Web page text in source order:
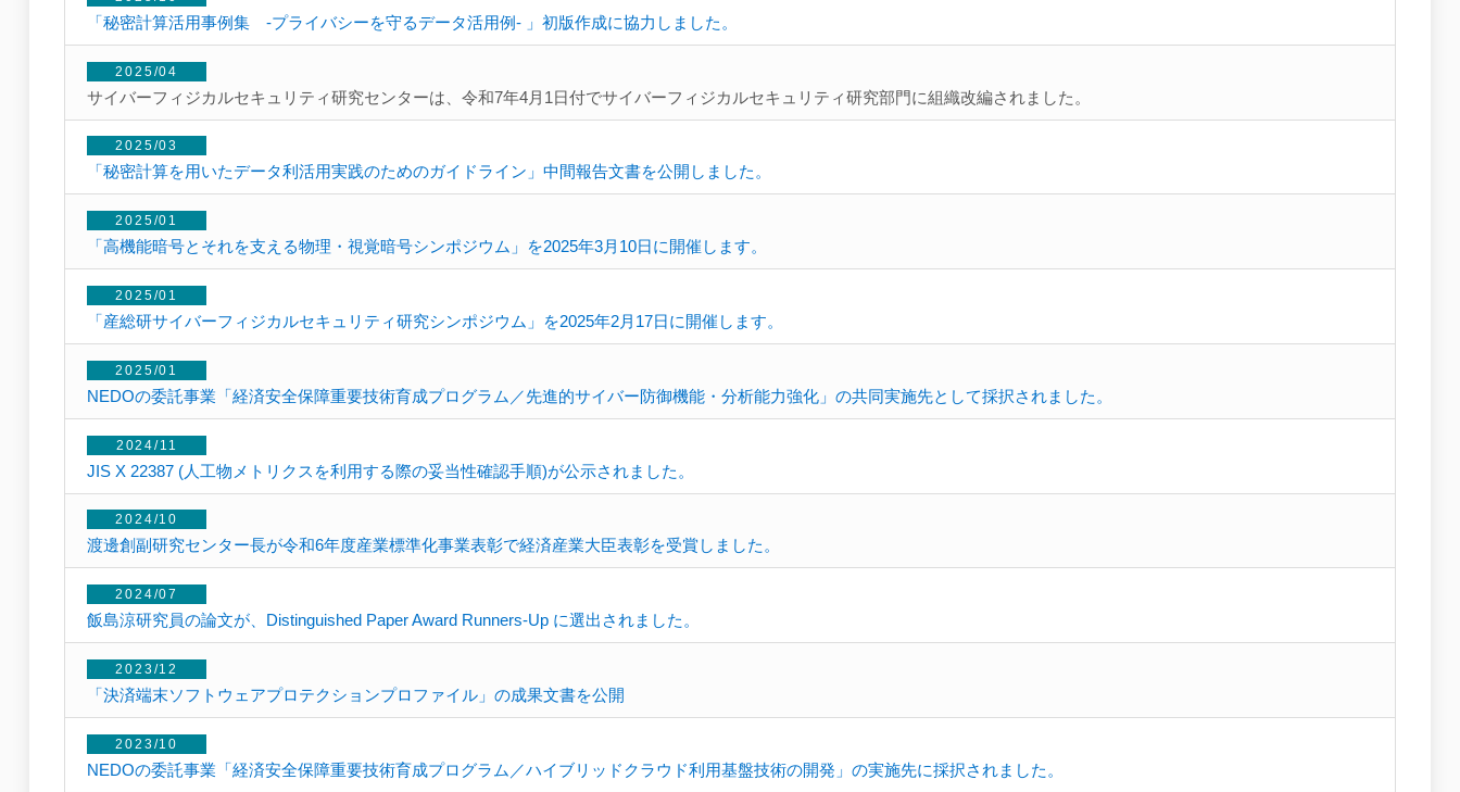
「秘密計算活用事例集 -プライバシーを守るデータ活用例- 」初版作成に協力しました。
2025/04
サイバーフィジカルセキュリティ研究センターは、令和7年4月1日付でサイバーフィジカルセキュリティ研究部門に組織改編されました。
2025/03
「秘密計算を用いたデータ利活用実践のためのガイドライン」中間報告文書を公開しました。
2025/01
「高機能暗号とそれを支える物理・視覚暗号シンポジウム」を2025年3月10日に開催します。
2025/01
「産総研サイバーフィジカルセキュリティ研究シンポジウム」を2025年2月17日に開催します。
2025/01
NEDOの委託事業「経済安全保障重要技術育成プログラム／先進的サイバー防御機能・分析能力強化」の共同実施先として採択されました。
2024/11
JIS X 22387 (人工物メトリクスを利用する際の妥当性確認手順)が公示されました。
2024/10
渡邊創副研究センター長が令和6年度産業標準化事業表彰で経済産業大臣表彰を受賞しました。
2024/07
飯島涼研究員の論文が、Distinguished Paper Award Runners-Up に選出されました。
2023/12
「決済端末ソフトウェアプロテクションプロファイル」の成果文書を公開
2023/10
NEDOの委託事業「経済安全保障重要技術育成プログラム／ハイブリッドクラウド利用基盤技術の開発」の実施先に採択されました。